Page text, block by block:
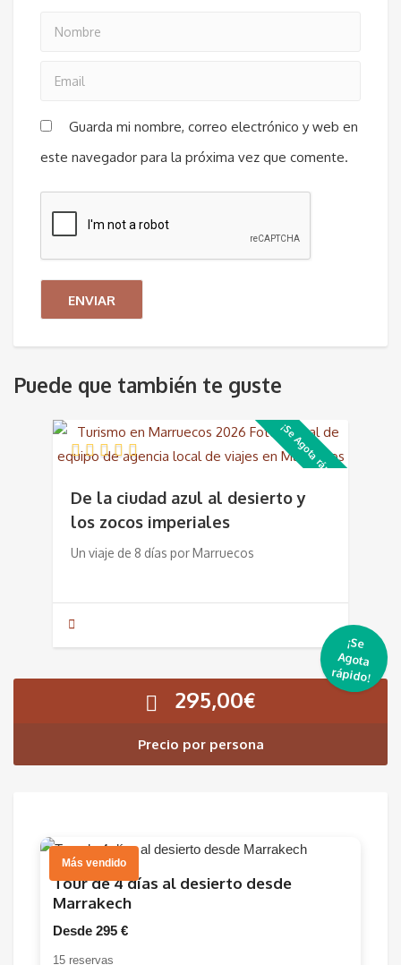
Guarda mi nombre, correo electrónico y web en
este navegador para la próxima vez que comente.
Puede que también te guste
¡Se Agota rápido!
De la ciudad azul al desierto y
los zocos imperiales
Un viaje de 8 días por Marruecos
295,00€
Precio por persona
¡Se
Agota
rápido!
Más vendido
Tour de 4 días al desierto desde
Marrakech
Desde 295 €
15 reservas